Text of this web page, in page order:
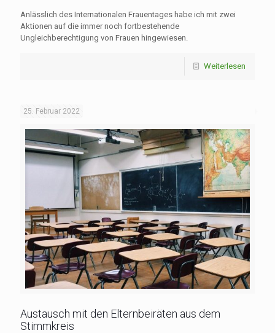
Anlässlich des Internationalen Frauentages habe ich mit zwei
Aktionen auf die immer noch fortbestehende
Ungleichberechtigung von Frauen hingewiesen.
Weiterlesen
25. Februar 2022
Austausch mit den Elternbeiräten aus dem
Stimmkreis